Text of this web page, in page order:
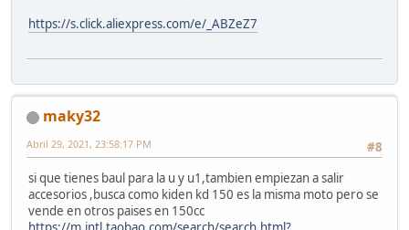
https://s.click.aliexpress.com/e/_ABZeZ7
maky32
#8
Abril 29, 2021, 23:58:17 PM
si que tienes baul para la u y u1,tambien empiezan a salir
accesorios ,busca como kiden kd 150 es la misma moto pero se
vende en otros paises en 150cc